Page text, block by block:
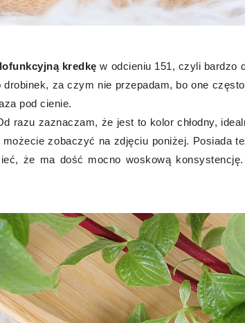
kredkę w odcieniu 151, czyli bardzo
za czym nie przepadam, bo one
pod cienie.
razu zaznaczam, że jest to kolor chłodny,
zobaczyć na zdjęciu poniżej. Posiada
że ma dość mocno woskową